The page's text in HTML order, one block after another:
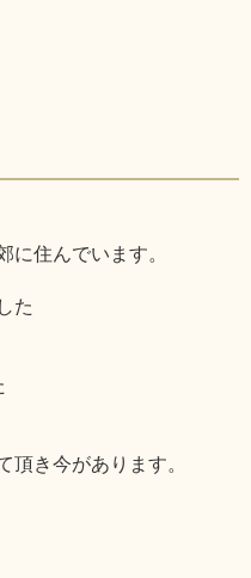
に住んでいます。
た
頂き今があります。